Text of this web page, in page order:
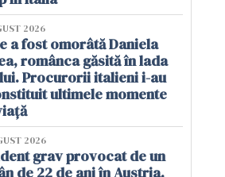
2026
a fost omorâtă Daniela
românca găsită în lada
Procurorii italieni i-au
ultimele momente
2026
grav provocat de un
de 22 de ani în Austria.